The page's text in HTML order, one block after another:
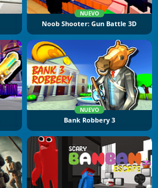
NUEVO
Noob Shooter: Gun Battle 3D
NUEVO
Bank Robbery 3